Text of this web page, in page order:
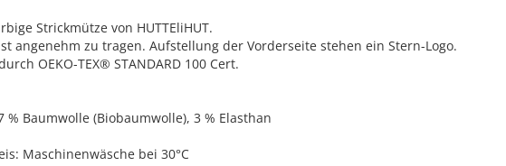
Strickmütze von HUTTEliHUT.
angenehm zu tragen. Aufstellung der Vorderseite stehen ein Stern-Logo.
OEKO-TEX® STANDARD 100 Cert.
% Baumwolle (Biobaumwolle), 3 % Elasthan
Maschinenwäsche bei 30°C